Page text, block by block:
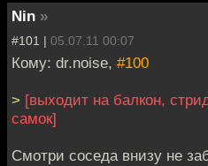
Nin »
#101 | 05.07.11 00:07
Кому: dr.noise, #100
> [выходит на балкон,
самок]
Смотри соседа внизу не